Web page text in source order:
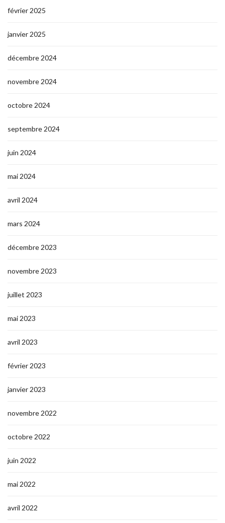
février 2025
janvier 2025
décembre 2024
novembre 2024
octobre 2024
septembre 2024
juin 2024
mai 2024
avril 2024
mars 2024
décembre 2023
novembre 2023
juillet 2023
mai 2023
avril 2023
février 2023
janvier 2023
novembre 2022
octobre 2022
juin 2022
mai 2022
avril 2022